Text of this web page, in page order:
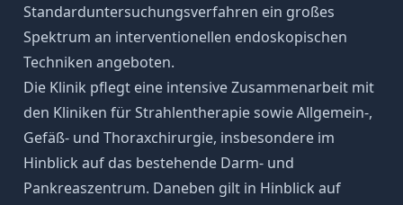
Standarduntersuchungsverfahren ein großes
Spektrum an interventionellen endoskopischen
Techniken angeboten.
Die Klinik pflegt eine intensive Zusammenarbeit mit
den Kliniken für Strahlentherapie sowie Allgemein-,
Gefäß- und Thoraxchirurgie, insbesondere im
Hinblick auf das bestehende Darm- und
Pankreaszentrum. Daneben gilt in Hinblick auf